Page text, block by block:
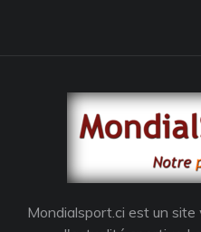
Mondialsport.ci est un